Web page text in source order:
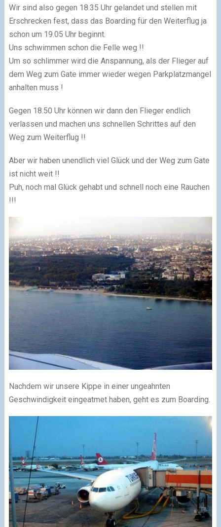
Wir sind also gegen 18.35 Uhr gelandet und stellen mit
Erschrecken fest, dass das Boarding für den Weiterflug ja
schon um 19.05 Uhr beginnt.
Uns schwimmen schon die Felle weg !!
Um so schlimmer wird die Anspannung, als der Flieger auf
dem Weg zum Gate immer wieder wegen Parkplatzmangel
anhalten muss !
Gegen 18.50 Uhr können wir dann den Flieger endlich
verlassen und machen uns schnellen Schrittes auf den
Weg zum Weiterflug !!
Aber wir haben unendlich viel Glück und der Weg zum Gate
ist nicht weit !!
Puh, noch mal Glück gehabt und schnell noch eine Rauchen
!!!
Nachdem wir unsere Kippe in einer ungeahnten
Geschwindigkeit eingeatmet haben, geht es zum Boarding.